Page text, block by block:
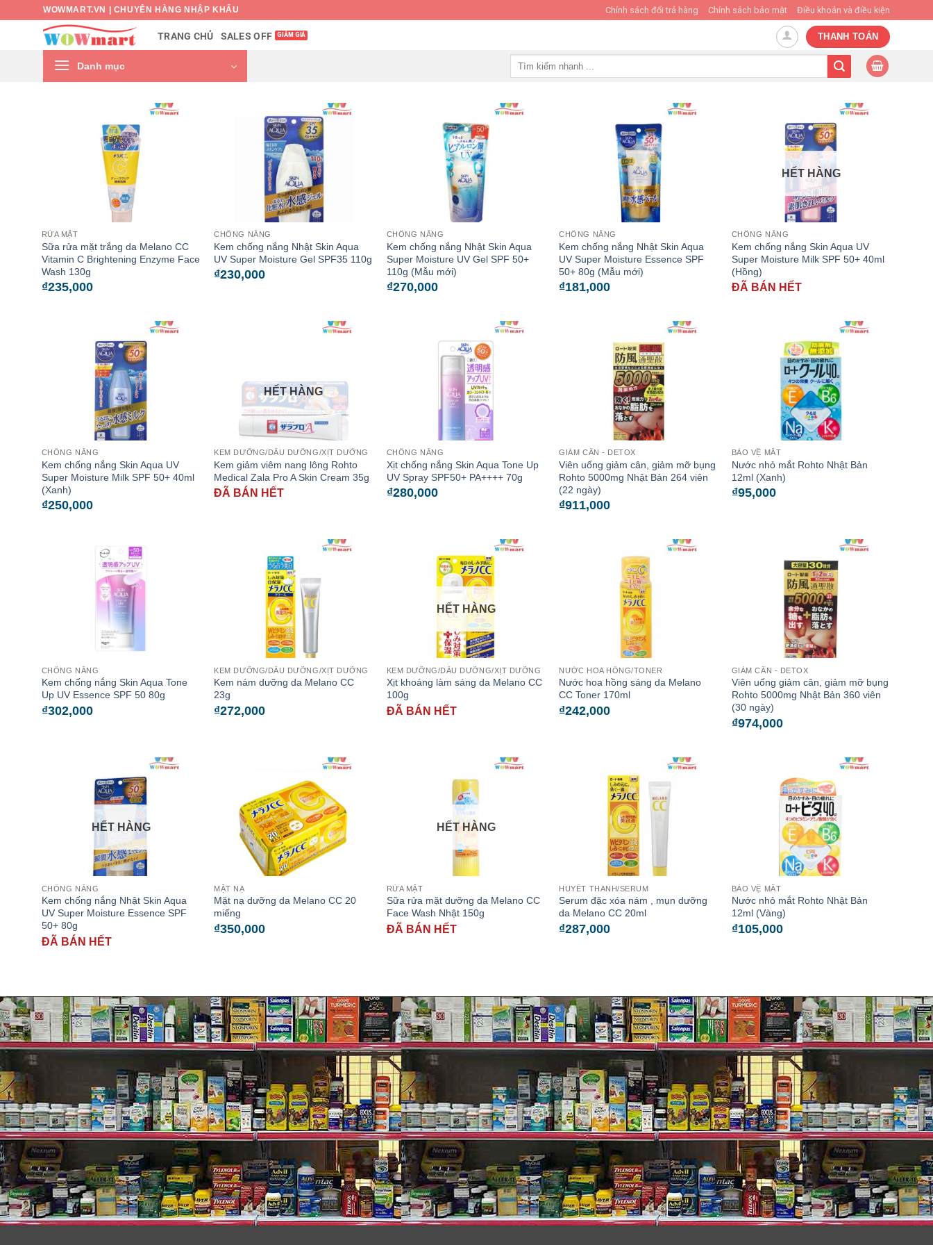
WOWMART.VN | CHUYÊN HÀNG NHẬP KHẨU Chính sách đổi trả hàng Chính sách bảo mật Điều khoản và điều kiện
TRANG CHỦ SALES OFF THANH TOÁN
Danh mục
RỬA MẶT
Sữa rửa mặt trắng da Melano CC
Vitamin C Brightening Enzyme Face
Wash 130g
₫235,000
CHỐNG NẮNG
Kem chống nắng Nhật Skin Aqua
UV Super Moisture Gel SPF35 110g
₫230,000
CHỐNG NẮNG
Kem chống nắng Nhật Skin Aqua
Super Moisture UV Gel SPF 50+
110g (Mẫu mới)
₫270,000
CHỐNG NẮNG
Kem chống nắng Nhật Skin Aqua
UV Super Moisture Essence SPF
50+ 80g (Mẫu mới)
₫181,000
HẾT HÀNG
CHỐNG NẮNG
Kem chống nắng Skin Aqua UV
Super Moisture Milk SPF 50+ 40ml
(Hồng)
ĐÃ BÁN HẾT
CHỐNG NẮNG
Kem chống nắng Skin Aqua UV
Super Moisture Milk SPF 50+ 40ml
(Xanh)
₫250,000
HẾT HÀNG
KEM DƯỠNG/DẦU DƯỠNG/XỊT DƯỠNG
Kem giảm viêm nang lông Rohto
Medical Zala Pro A Skin Cream 35g
ĐÃ BÁN HẾT
CHỐNG NẮNG
Xịt chống nắng Skin Aqua Tone Up
UV Spray SPF50+ PA++++ 70g
₫280,000
GIẢM CÂN - DETOX
Viên uống giảm cân, giảm mỡ bụng
Rohto 5000mg Nhật Bản 264 viên
(22 ngày)
₫911,000
BẢO VỆ MẮT
Nước nhỏ mắt Rohto Nhật Bản
12ml (Xanh)
₫95,000
CHỐNG NẮNG
Kem chống nắng Skin Aqua Tone
Up UV Essence SPF 50 80g
₫302,000
KEM DƯỠNG/DẦU DƯỠNG/XỊT DƯỠNG
Kem nám dưỡng da Melano CC
23g
₫272,000
HẾT HÀNG
KEM DƯỠNG/DẦU DƯỠNG/XỊT DƯỠNG
Xịt khoáng làm sáng da Melano CC
100g
ĐÃ BÁN HẾT
NƯỚC HOA HỒNG/TONER
Nước hoa hồng sáng da Melano
CC Toner 170ml
₫242,000
GIẢM CÂN - DETOX
Viên uống giảm cân, giảm mỡ bụng
Rohto 5000mg Nhật Bản 360 viên
(30 ngày)
₫974,000
HẾT HÀNG
CHỐNG NẮNG
Kem chống nắng Nhật Skin Aqua
UV Super Moisture Essence SPF
50+ 80g
ĐÃ BÁN HẾT
MẶT NẠ
Mặt nạ dưỡng da Melano CC 20
miếng
₫350,000
HẾT HÀNG
RỬA MẶT
Sữa rửa mặt dưỡng da Melano CC
Face Wash Nhật 150g
ĐÃ BÁN HẾT
HUYẾT THANH/SERUM
Serum đặc xóa nám , mụn dưỡng
da Melano CC 20ml
₫287,000
BẢO VỆ MẮT
Nước nhỏ mắt Rohto Nhật Bản
12ml (Vàng)
₫105,000